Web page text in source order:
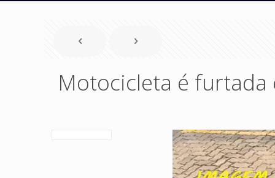
Motocicleta é furtada